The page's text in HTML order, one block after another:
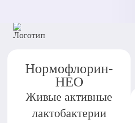
Нормофлорин-
НЕО
Живые активные
лактобактерии